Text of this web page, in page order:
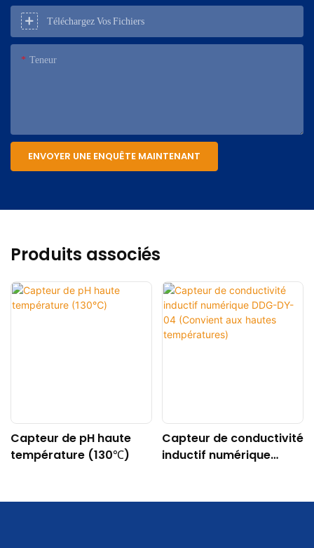
Téléchargez Vos Fichiers
Teneur
ENVOYER UNE ENQUÊTE MAINTENANT
Produits associés
Capteur de pH haute
température (130℃)
Capteur de conductivité
inductif numérique
températures)